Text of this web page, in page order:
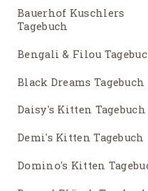
Bauerhof Kuschlers
Tagebuch
Bengali & Filou
Black Dreams Tagebuch
Daisy's Kitten Tagebuch
Demi's Kitten Tagebuch
Domino's Kitten